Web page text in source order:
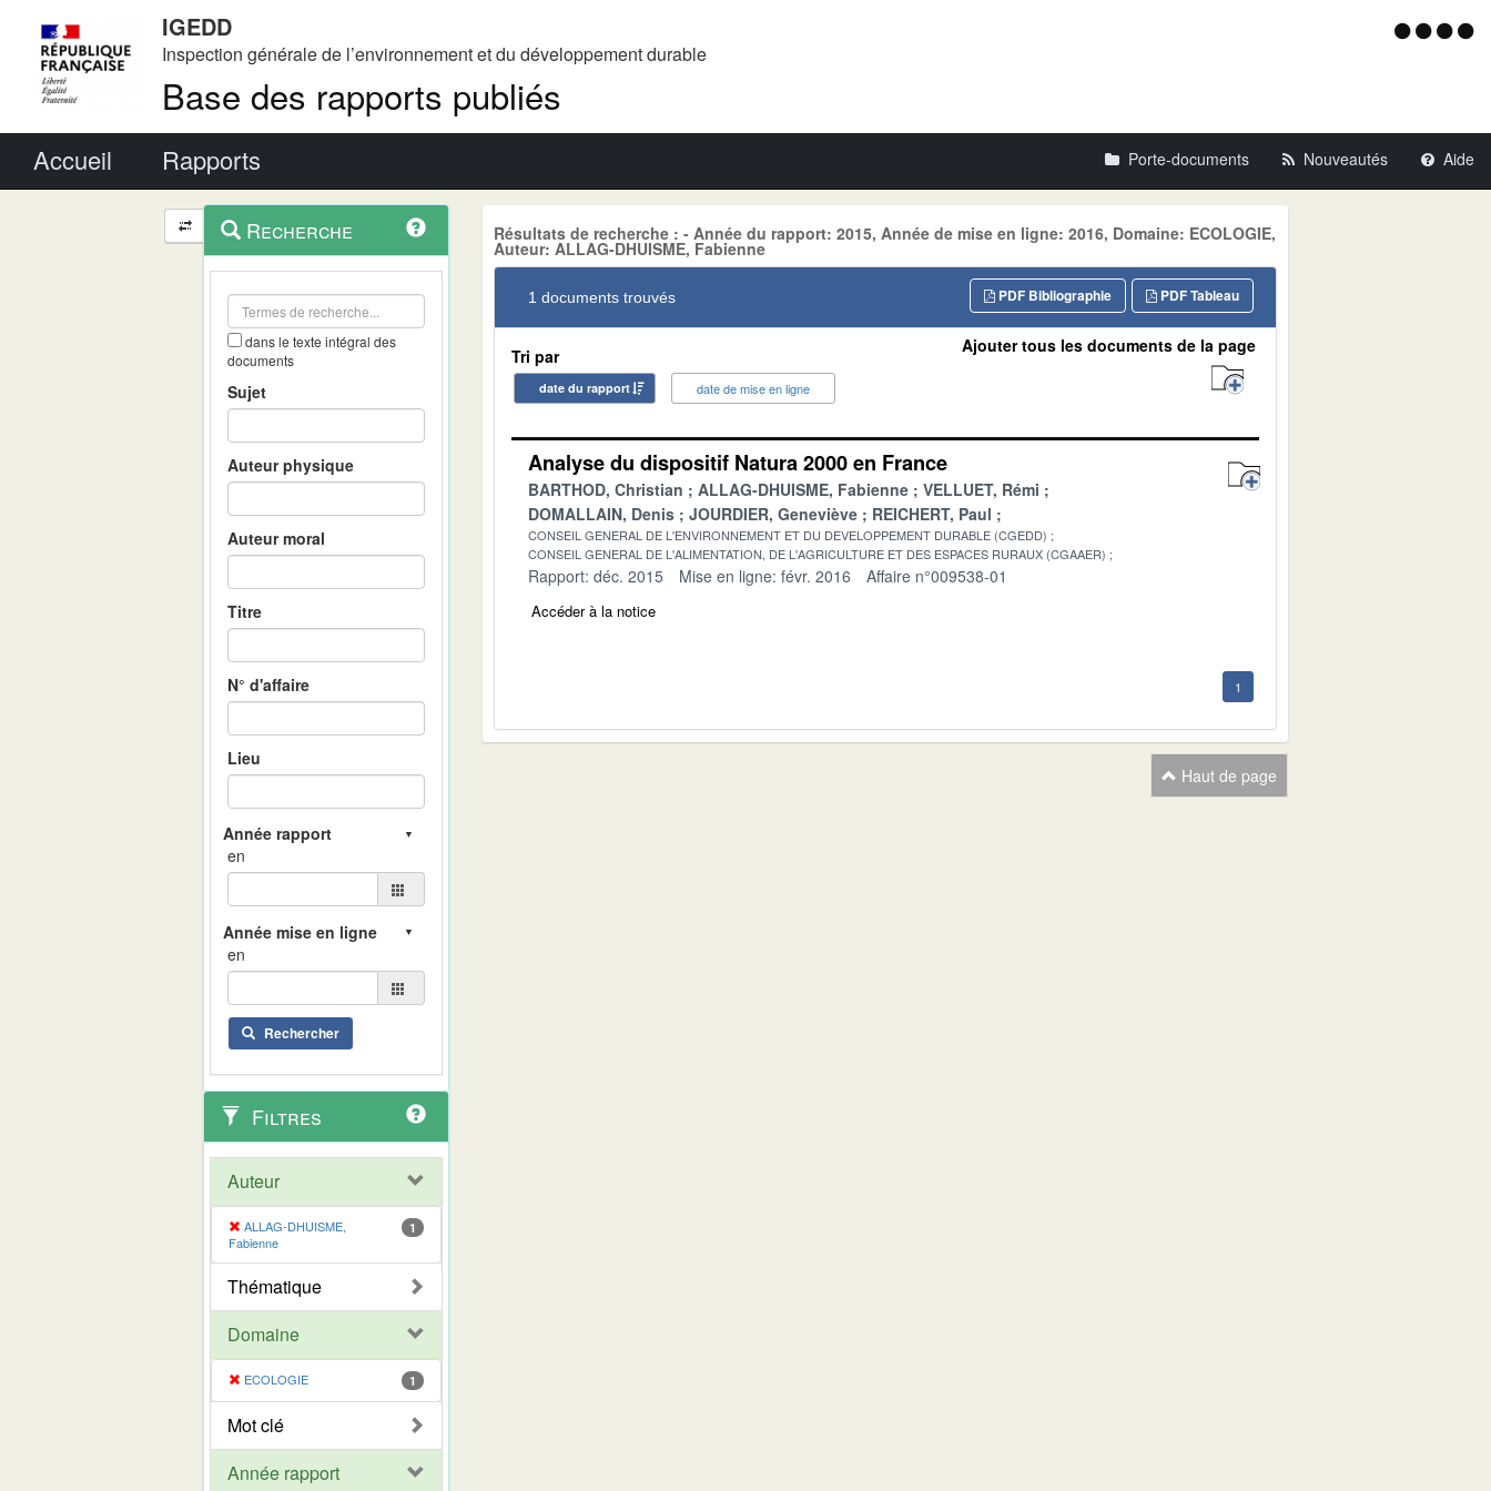
IGEDD
Inspection générale de l’environnement et du développement durable
Base des rapports publiés
Menu
Accueil Rapports Porte-documents Nouveautés Aide
Navigation
et
outils
contextuel
Recherche
dans le texte intégral des
documents
Sujet
Auteur physique
Auteur moral
Titre
N° d'affaire
Lieu
en
en
Rechercher
Filtres
Auteur
ALLAG-DHUISME,
Fabienne
1
Thématique
Domaine
ECOLOGIE 1
Mot clé
Année rapport
Résultats de recherche : - Année du rapport: 2015, Année de mise en ligne: 2016, Domaine: ECOLOGIE,
Auteur: ALLAG-DHUISME, Fabienne
1 documents trouvés PDF Tableau
PDF Bibliographie
Tri par
date du rapport date de mise en ligne
Ajouter tous les documents de la page
Analyse du dispositif Natura 2000 en France
BARTHOD, Christian ALLAG-DHUISME, Fabienne
VELLUET, Rémi
DOMALLAIN, Denis
JOURDIER, Geneviève REICHERT, Paul
CONSEIL GENERAL DE L'ENVIRONNEMENT ET DU DEVELOPPEMENT DURABLE (CGEDD)
CONSEIL GENERAL DE L'ALIMENTATION, DE L'AGRICULTURE ET DES ESPACES RURAUX (CGAAER)
Rapport: déc. 2015 Mise en ligne: févr. 2016 Affaire n°009538-01
Accéder à la notice
1
Haut de page